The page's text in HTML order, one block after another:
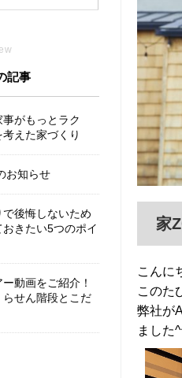
家
こんに
このた
弊社が
ました
記事
事がもっとラク
えた家づくり
お知らせ
で後悔しないため
きたい5つのポイ
動画をご紹介！
らせん階段とこだ